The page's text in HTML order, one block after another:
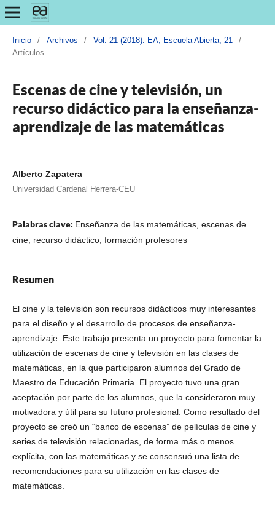
Inicio / Archivos / Vol. 21 (2018): EA, Escuela Abierta, 21
/
Artículos
Escenas de cine y televisión, un
recurso didáctico para la enseñanza-
aprendizaje de las matemáticas
Alberto Zapatera
Universidad Cardenal Herrera-CEU
Palabras clave: Enseñanza de las matemáticas, escenas de
cine, recurso didáctico, formación profesores
Resumen
El cine y la televisión son recursos didácticos muy interesantes
para el diseño y el desarrollo de procesos de enseñanza-
aprendizaje. Este trabajo presenta un proyecto para fomentar la
utilización de escenas de cine y televisión en las clases de
matemáticas, en la que participaron alumnos del Grado de
Maestro de Educación Primaria. El proyecto tuvo una gran
aceptación por parte de los alumnos, que la consideraron muy
motivadora y útil para su futuro profesional. Como resultado del
proyecto se creó un “banco de escenas” de películas de cine y
series de televisión relacionadas, de forma más o menos
explícita, con las matemáticas y se consensuó una lista de
recomendaciones para su utilización en las clases de
matemáticas.